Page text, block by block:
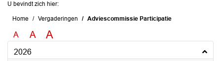
U bevindt zich hier:
Home Vergaderingen Adviescommissie Participatie
A A A
2026